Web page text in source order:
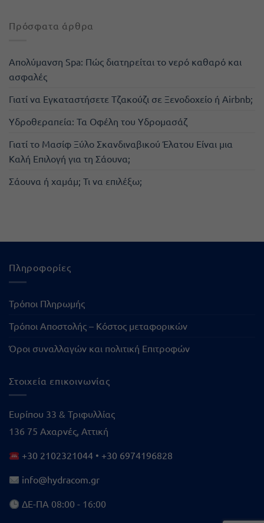
Πρόσφατα άρθρα
Απολύμανση Spa: Πώς διατηρείται το νερό καθαρό και
ασφαλές
Γιατί να Εγκαταστήσετε Τζακούζι σε Ξενοδοχείο ή Airbnb;
Υδροθεραπεία: Τα Οφέλη του Υδρομασάζ
Γιατί το Μασίφ Ξύλο Σκανδιναβικού Έλατου Είναι μια
Καλή Επιλογή για τη Σάουνα;
Σάουνα ή χαμάμ; Τι να επιλέξω;
Πληροφορίες
Τρόποι Πληρωμής
Τρόποι Αποστολής – Κόστος μεταφορικών
Όροι συναλλαγών και πολιτική Επιτροφών
Στοιχεία επικοινωνίας
Ευρίπου 33 & Τριφυλλίας
136 75 Αχαρνές, Αττική
+30 2102321044• +30 6974196828
info@hydracom.gr
ΔΕ-ΠΑ 08:00 - 16:00